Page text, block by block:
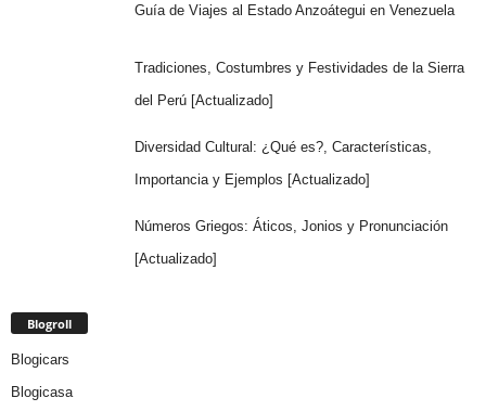
Guía de Viajes al Estado Anzoátegui en Venezuela
Tradiciones, Costumbres y Festividades de la Sierra
del Perú [Actualizado]
Diversidad Cultural: ¿Qué es?, Características,
Importancia y Ejemplos [Actualizado]
Números Griegos: Áticos, Jonios y Pronunciación
[Actualizado]
Blogroll
Blogicars
Blogicasa